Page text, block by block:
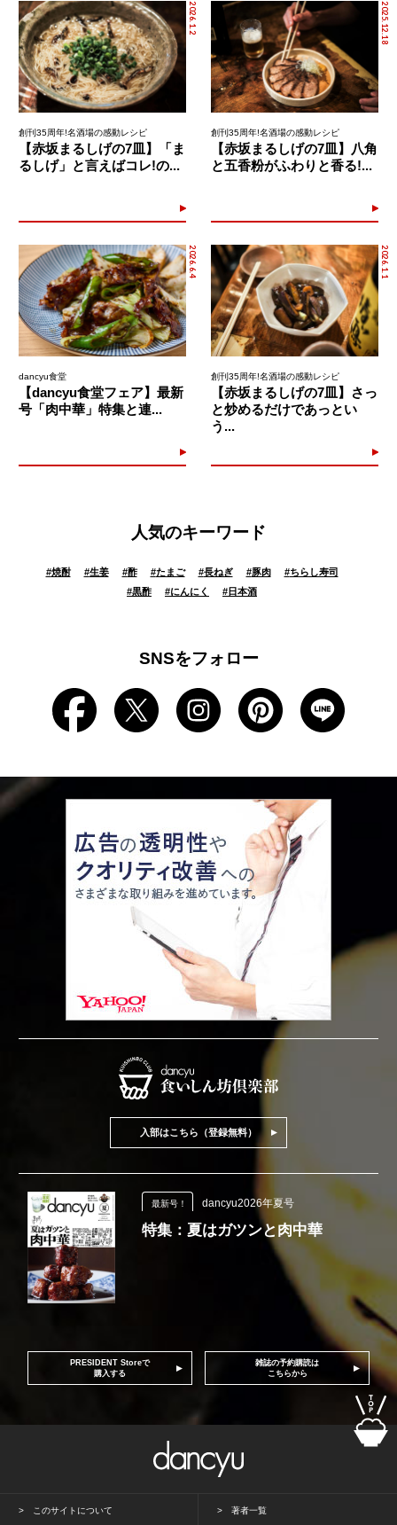
2026.1.2
創刊35周年!名酒場の感動レシピ
【赤坂まるしげの7皿】「ま
るしげ」と言えばコレ!の...
2025.12.18
創刊35周年!名酒場の感動レシピ
【赤坂まるしげの7皿】八角
と五香粉がふわりと香る!...
2026.6.4
dancyu食堂
【dancyu食堂フェア】最新
号「肉中華」特集と連...
2026.1.1
創刊35周年!名酒場の感動レシピ
【赤坂まるしげの7皿】さっ
と炒めるだけであっとい
う...
人気のキーワード
#焼酎 #生姜 #酢 #たまご #長ねぎ #豚肉 #ちらし寿司
#黒酢 #にんにく #日本酒
SNSをフォロー
入部はこちら（登録無料）
最新号！ dancyu2026年夏号
特集：夏はガツンと肉中華
PRESIDENT Storeで
購入する
雑誌の予約購読は
こちらから
このサイトについて 著者一覧